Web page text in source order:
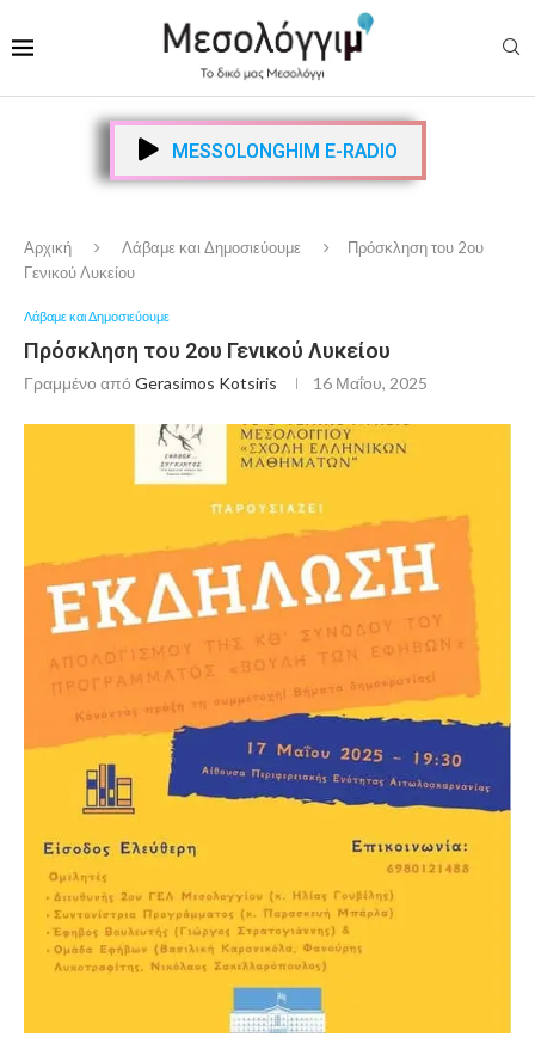
MESSOLONGHIM E-RADIO
Αρχική Λάβαμε και Δημοσιεύουμε
Πρόσκληση του 2ου
Γενικού Λυκείου
Λάβαμε και Δημοσιεύουμε
Πρόσκληση του 2ου Γενικού Λυκείου
Γραμμένο από Gerasimos Kotsiris 16 Μαΐου, 2025